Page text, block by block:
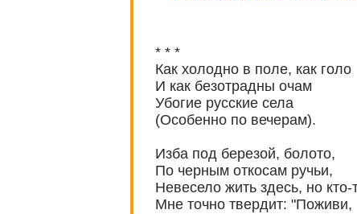
* * *
Как холодно в поле, как голо
И как безотрадны очам
Убогие русские села
(Особенно по вечерам).
Изба под березой, болото,
По черным откосам ручьи,
Невесело жить здесь, но кто-
Мне точно твердит: "Поживи,